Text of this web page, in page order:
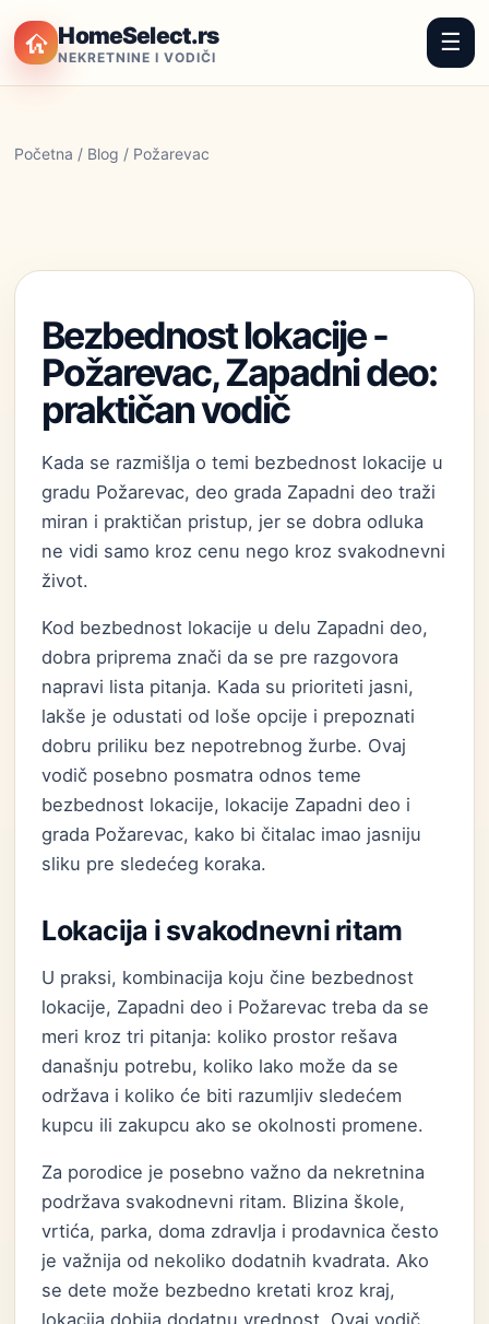
HomeSelect.rs
NEKRETNINE I VODIČI
☰
Početna / Blog / Požarevac
Bezbednost lokacije -
Požarevac, Zapadni deo:
praktičan vodič
Kada se razmišlja o temi bezbednost lokacije u
gradu Požarevac, deo grada Zapadni deo traži
miran i praktičan pristup, jer se dobra odluka
ne vidi samo kroz cenu nego kroz svakodnevni
život.
Kod bezbednost lokacije u delu Zapadni deo,
dobra priprema znači da se pre razgovora
napravi lista pitanja. Kada su prioriteti jasni,
lakše je odustati od loše opcije i prepoznati
dobru priliku bez nepotrebnog žurbe. Ovaj
vodič posebno posmatra odnos teme
bezbednost lokacije, lokacije Zapadni deo i
grada Požarevac, kako bi čitalac imao jasniju
sliku pre sledećeg koraka.
Lokacija i svakodnevni ritam
U praksi, kombinacija koju čine bezbednost
lokacije, Zapadni deo i Požarevac treba da se
meri kroz tri pitanja: koliko prostor rešava
današnju potrebu, koliko lako može da se
održava i koliko će biti razumljiv sledećem
kupcu ili zakupcu ako se okolnosti promene.
Za porodice je posebno važno da nekretnina
podržava svakodnevni ritam. Blizina škole,
vrtića, parka, doma zdravlja i prodavnica često
je važnija od nekoliko dodatnih kvadrata. Ako
se dete može bezbedno kretati kroz kraj,
lokacija dobija dodatnu vrednost. Ovaj vodič